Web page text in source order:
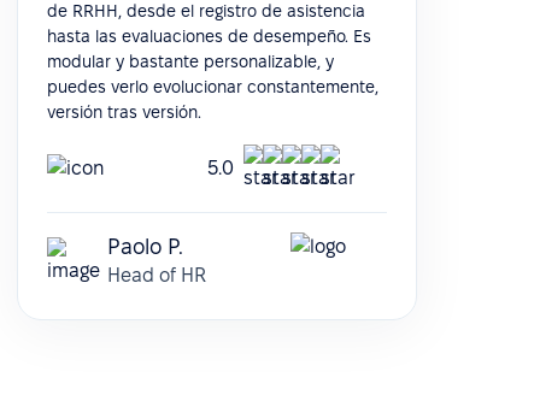
de RRHH, desde el registro de asistencia
hasta las evaluaciones de desempeño. Es
modular y bastante personalizable, y
puedes verlo evolucionar constantemente,
versión tras versión.
5.0
Paolo P.
Head of HR